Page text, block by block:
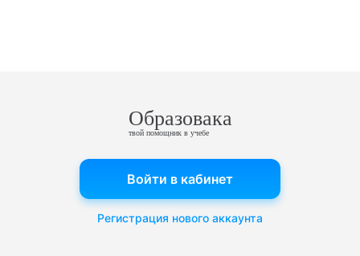
Образовака
твой помощник в учебе
Войти в кабинет
Регистрация нового аккаунта